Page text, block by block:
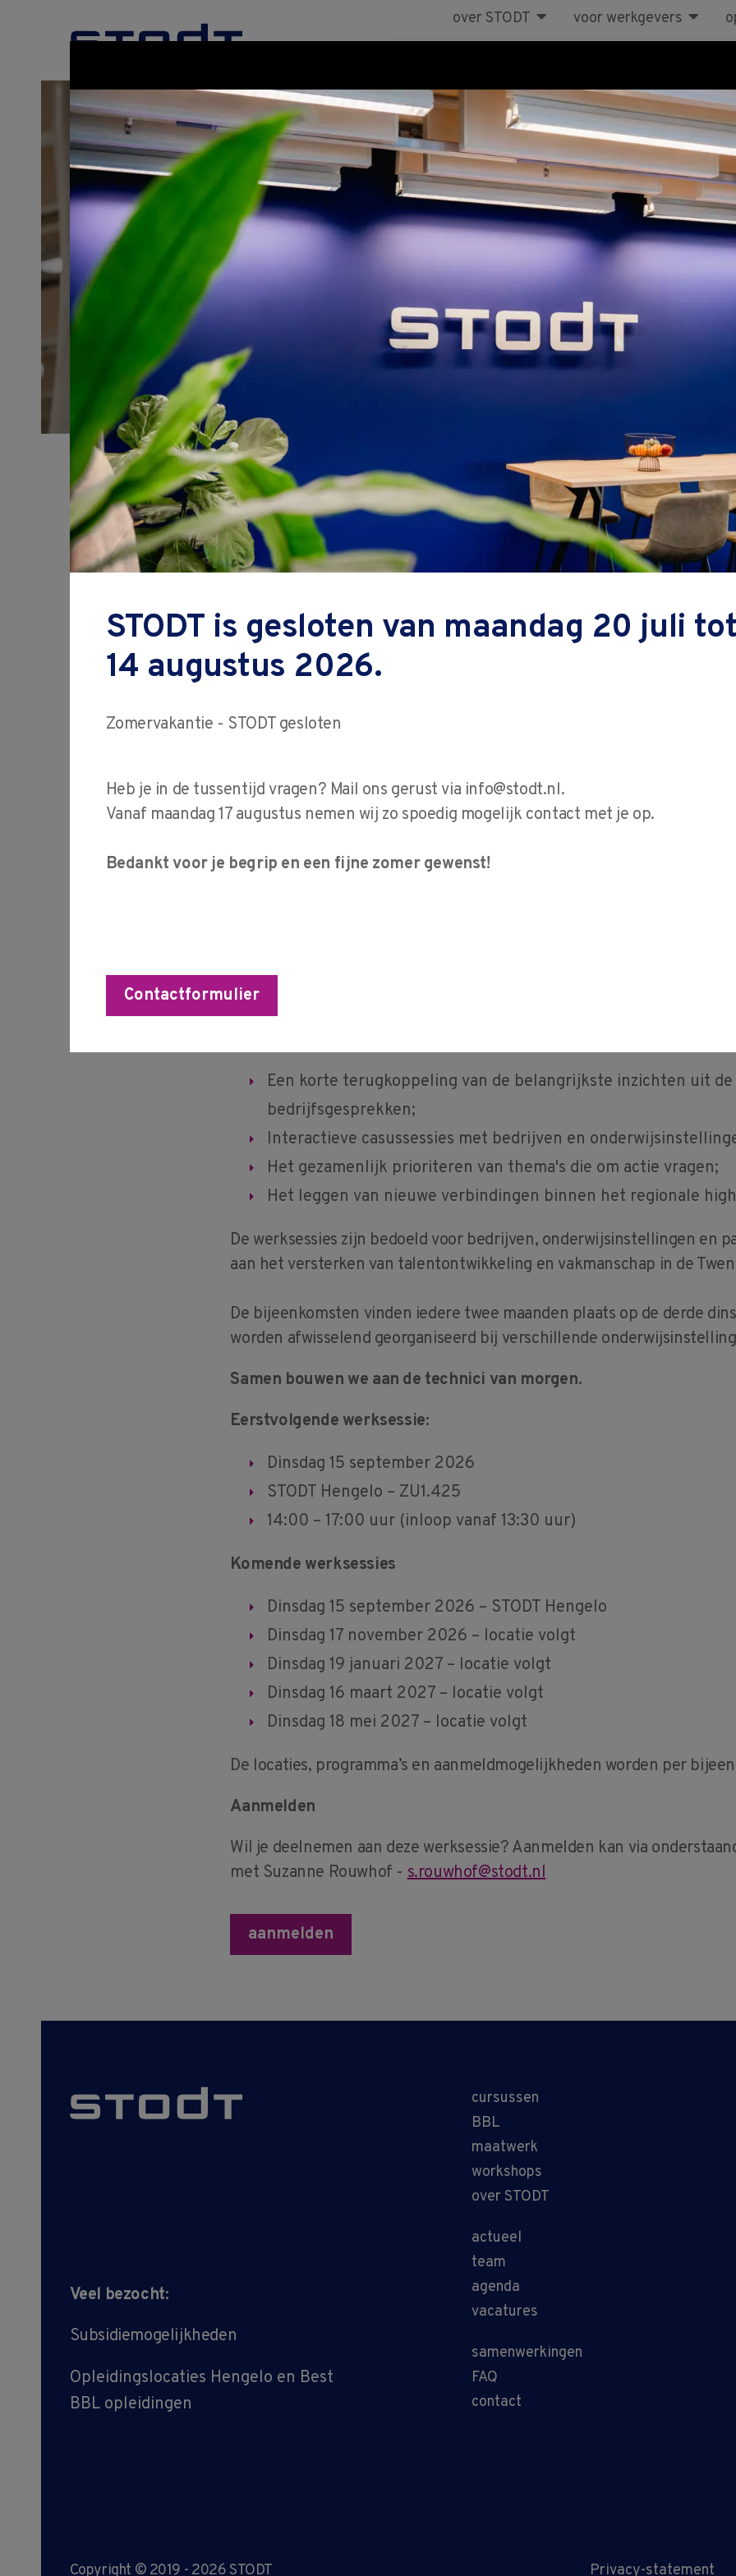
over STODT voor werkgevers
Werksessie Beethoven:
bedrijfsuitdaging naar
Samen werken aan de technici
Hoe zorgen we ervoor dat de hightech maakindustrie in Twente ook in
oplossingen voor actuele uitdagingen binnen de sector.
diverse bedrijven uit de regio. Hieruit kwamen thema's naar voren
samen aan concrete casussen en mogelijke pilots die bijdragen aan de
toekomstbestendig technisch onderwijs en een sterke regionale
Een korte terugkoppeling van de belangrijkste inzichten uit
bedrijfsgesprekken;
Interactieve casussessies met bedrijven en
Het gezamenlijk prioriteren van thema's die om actie vragen;
Het leggen van nieuwe verbindingen binnen het regionale
De werksessies zijn bedoeld voor bedrijven, onderwijsinstellingen en
aan het versterken van talentontwikkeling en vakmanschap in de
De bijeenkomsten vinden iedere twee maanden plaats op de derde
worden afwisselend georganiseerd bij verschillende
Samen bouwen we aan de technici van morgen.
Eerstvolgende werksessie:
Dinsdag 15 september 2026
STODT Hengelo – ZU1.425
14:00 – 17:00 uur (inloop vanaf 13:30 uur)
Komende werksessies
Dinsdag 15 september 2026 – STODT Hengelo
Dinsdag 17 november 2026 – locatie volgt
Dinsdag 19 januari 2027 – locatie volgt
Dinsdag 16 maart 2027 – locatie volgt
Dinsdag 18 mei 2027 – locatie volgt
De locaties, programma’s en aanmeldmogelijkheden worden per
Aanmelden
Wil je deelnemen aan deze werksessie? Aanmelden kan via
met Suzanne Rouwhof -s.rouwhof@stodt.nl
aanmelden
STODT is gesloten van maandag 20 juli
14 augustus 2026.
Zomervakantie - STODT gesloten
Heb je in de tussentijd vragen? Mail ons gerust via info@stodt.nl.
Vanaf maandag 17 augustus nemen wij zo spoedig mogelijk contact met je op.
Bedankt voor je begrip en een fijne zomer gewenst!
Contactformulier
Veel bezocht:
Subsidiemogelijkheden
Opleidingslocaties Hengelo en Best
BBL opleidingen
cursussen
BBL
maatwerk
workshops
over STODT
actueel
team
agenda
vacatures
samenwerkingen
FAQ
contact
Copyright © 2019 - 2026 STODT Privacy-statement